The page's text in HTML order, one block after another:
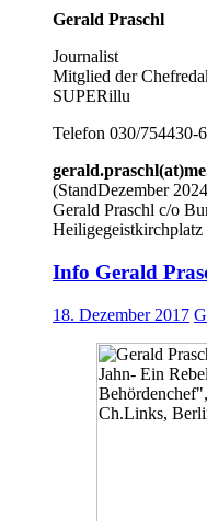
Gerald Praschl
Journalist
Mitglied der
SUPERillu
Telefon 030/754430-
(StandDezember
Gerald Praschl c/o
Info Gerald
18. Dezember 2017